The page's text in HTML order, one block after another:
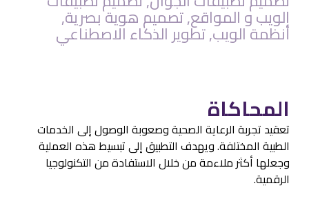
الويب و المواقع, تصميم هوية بصرية,
أنظمة الويب, تطوير الذكاء الاصطناعي
المحاكاة
تعقيد تجربة الرعاية الصحية وصعوبة الوصول إلى الخدمات
الطبية المختلفة. ويهدف التطبيق إلى تبسيط هذه العملية
وجعلها أكثر ملاءمة من خلال الاستفادة من التكنولوجيا
الرقمية.